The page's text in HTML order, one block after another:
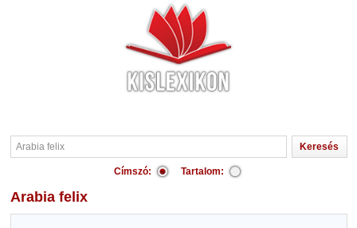
Címszó: Tartalom:
Arabia felix